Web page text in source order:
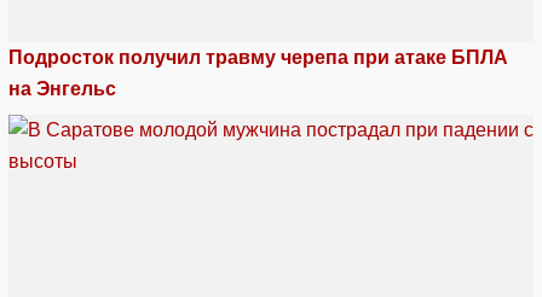
Подросток получил травму черепа при атаке БПЛА
на Энгельс